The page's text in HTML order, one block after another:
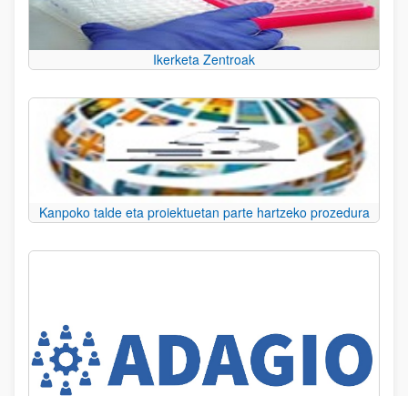
Ikerketa Zentroak
Kanpoko talde eta proiektuetan parte hartzeko prozedura